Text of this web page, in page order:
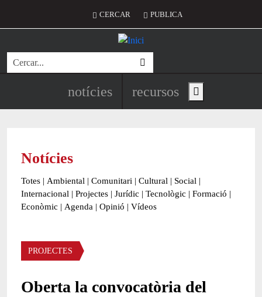
Menú del compte d'usuari
CERCAR PUBLICA
Cerca
Navegació principal de
notícies recursos Show main menu
Notícies
Totes | Ambiental | Comunitari | Cultural | Social |
Internacional | Projectes | Jurídic | Tecnològic | Formació |
Econòmic | Agenda | Opinió | Vídeos
Àmbit de la notícia
PROJECTES
Oberta la convocatòria del